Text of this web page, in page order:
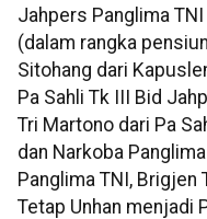
Jahpers Panglima
(dalam rangka
Sitohang dari
Pa Sahli Tk III Bid
Tri Martono dari Pa
dan Narkoba
Panglima TNI, Brigjen
Tetap Unhan menjadi